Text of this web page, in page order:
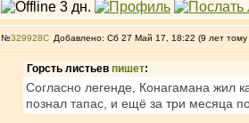
№329928 Добавлено: Сб 27 Май 17, 18:22 (9 лет тому
Горсть листьев пишет:
Согласно легенде, Конагамана жил
познал тапас, и ещё за три месяца